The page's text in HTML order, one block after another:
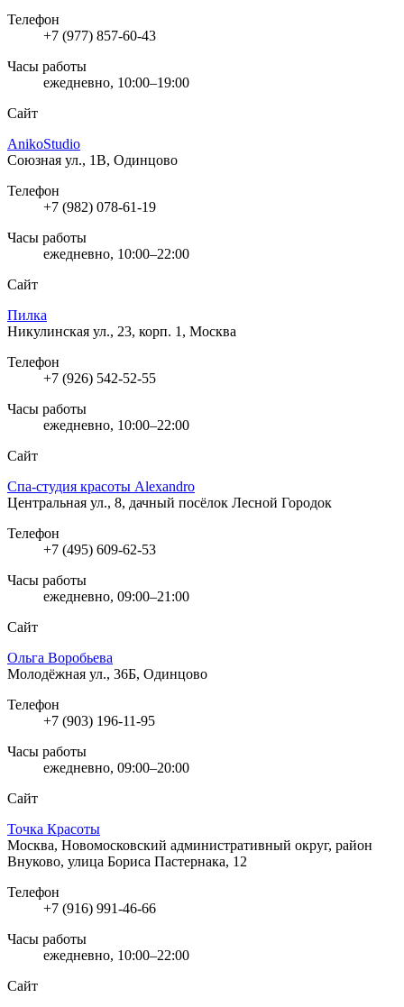
Телефон
+7 (977) 857-60-43
Часы работы
ежедневно, 10:00–19:00
Сайт
AnikoStudio
Союзная ул., 1В, Одинцово
Телефон
+7 (982) 078-61-19
Часы работы
ежедневно, 10:00–22:00
Сайт
Пилка
Никулинская ул., 23, корп. 1, Москва
Телефон
+7 (926) 542-52-55
Часы работы
ежедневно, 10:00–22:00
Сайт
Спа-студия красоты Alexandro
Центральная ул., 8, дачный посёлок Лесной Городок
Телефон
+7 (495) 609-62-53
Часы работы
ежедневно, 09:00–21:00
Сайт
Ольга Воробьева
Молодёжная ул., 36Б, Одинцово
Телефон
+7 (903) 196-11-95
Часы работы
ежедневно, 09:00–20:00
Сайт
Точка Красоты
Москва, Новомосковский административный округ, район
Внуково, улица Бориса Пастернака, 12
Телефон
+7 (916) 991-46-66
Часы работы
ежедневно, 10:00–22:00
Сайт